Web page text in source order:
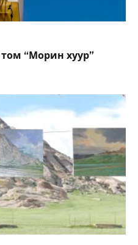
“Морин хуур”